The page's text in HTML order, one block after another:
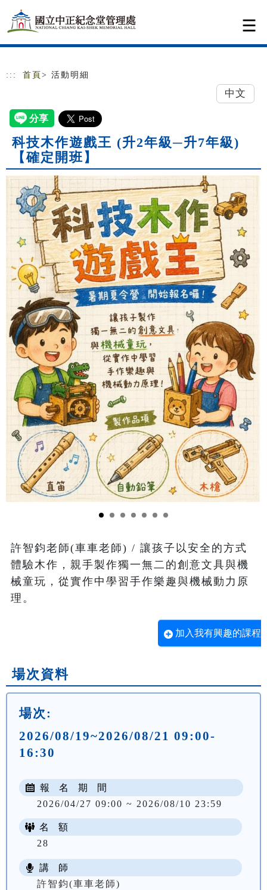
跳到主要內容
網站導覽
::: 首頁 > 活動明細
中文
科技木作遊戲王 (升2年級─升7年級)
【確定開班】
許智鈞老師(車車老師) / 讓孩子以安全的方式
體驗木作，親手製作獨一無二的創意文具與機
械童玩，從實作中學習手作樂趣與機械動力原
理。
加入我有興趣的課程
場次資料
場次:
2026/08/19~2026/08/21 09:00-
16:30
報 名 期 間
2026/04/27 09:00 ~ 2026/08/10 23:59
名 額
28
講 師
許智鈞(車車老師)